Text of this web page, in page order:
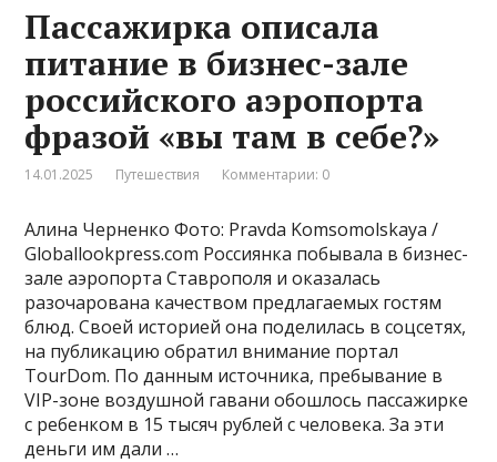
Пассажирка описала
питание в бизнес-зале
российского аэропорта
фразой «вы там в себе?»
14.01.2025 Путешествия Комментарии: 0
Алина Черненко Фото: Pravda Komsomolskaya /
Globallookpress.com Россиянка побывала в бизнес-
зале аэропорта Ставрополя и оказалась
разочарована качеством предлагаемых гостям
блюд. Своей историей она поделилась в соцсетях,
на публикацию обратил внимание портал
TourDom. По данным источника, пребывание в
VIP-зоне воздушной гавани обошлось пассажирке
с ребенком в 15 тысяч рублей с человека. За эти
деньги им дали …